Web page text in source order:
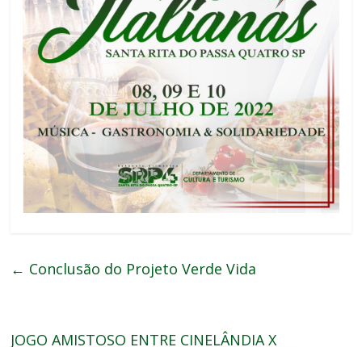
← Conclusão do Projeto Verde Vida
JOGO AMISTOSO ENTRE CINELÂNDIA X